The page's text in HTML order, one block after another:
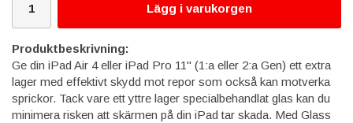
Lägg i varukorgen
Produktbeskrivning:
Ge din iPad Air 4 eller iPad Pro 11" (1:a eller 2:a Gen) ett extra
lager med effektivt skydd mot repor som också kan motverka
sprickor. Tack vare ett yttre lager specialbehandlat glas kan du
minimera risken att skärmen på din iPad tar skada. Med Glass